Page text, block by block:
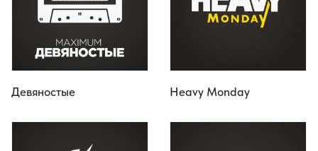
Девяностые Heavy Monday